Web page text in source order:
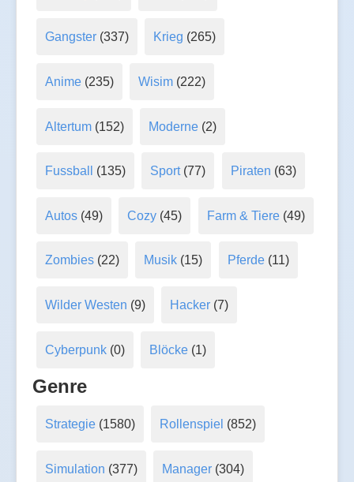
Gangster(337) Krieg (265)
Anime(235) Wisim (222)
Altertum(152) Moderne (2)
Fussball (135) Sport(77) Piraten (63)
Autos(49) Cozy (45) Farm & Tiere(49)
Zombies(22) Musik (15) Pferde(11)
Wilder Westen (9) Hacker (7)
Cyberpunk(0) Blöcke (1)
Genre
Strategie(1580) Rollenspiel (852)
Simulation (377) Manager (304)